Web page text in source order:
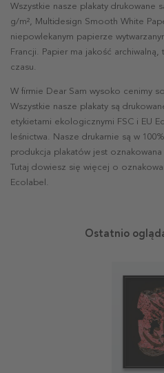
Wszystkie nasze plakaty drukowane
g/m², Multidesign Smooth White
niepowlekanym papierze
Francji. Papier ma jakość archiwalną,
czasu.
W firmie Dear Sam wysoko cenimy
Wszystkie nasze plakaty są
etykietami ekologicznymi FSC i EU
leśnictwa. Nasze drukarnie są w
produkcja plakatów jest
Tutaj dowiesz się więcej o
Ecolabel.
Ostatnio